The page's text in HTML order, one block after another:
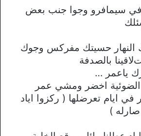
سيمافرو وجوا جنب بعض
النهار حسيتك مفركس وجوك
بالصدفة
ياعمر …
اخضر ومشي عمر
ايام تعرضلها ( ركزوا اياد
)